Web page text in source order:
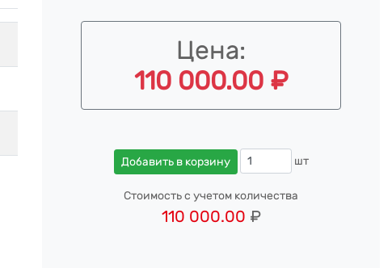
Цена:
110 000.00 ₽
Добавить в корзину шт
Стоимость с учетом количества
110 000.00 ₽